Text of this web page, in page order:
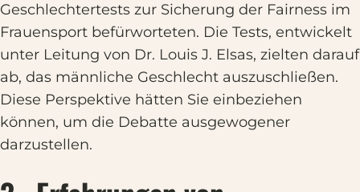
Geschlechtertests zur Sicherung der Fairness im
Frauensport befürworteten. Die Tests, entwickelt
unter Leitung von Dr. Louis J. Elsas, zielten darauf
ab, das männliche Geschlecht auszuschließen.
Diese Perspektive hätten Sie einbeziehen
können, um die Debatte ausgewogener
darzustellen.